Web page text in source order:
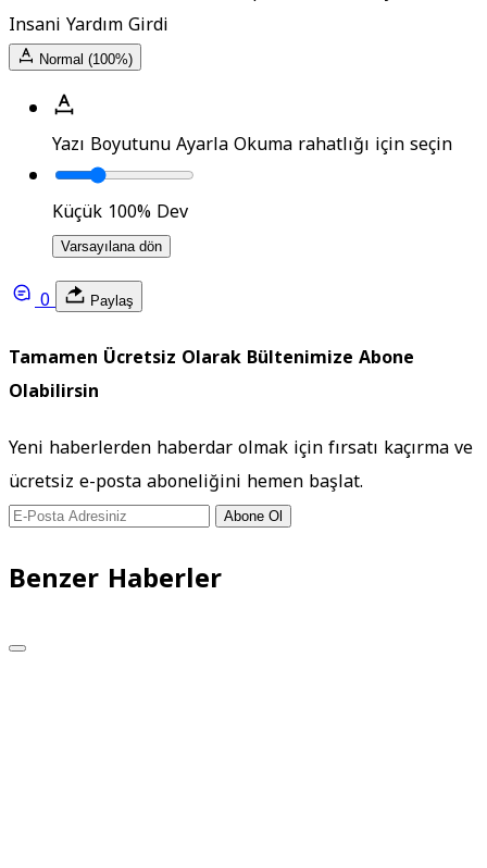
Insani Yardım Girdi
Normal (100%)
Yazı Boyutunu AyarlaOkuma rahatlığı için seçin
Küçük 100%Dev
Varsayılana dön
0 Paylaş
Tamamen Ücretsiz Olarak Bültenimize Abone
Olabilirsin
Yeni haberlerden haberdar olmak için fırsatı kaçırma ve
ücretsiz e-posta aboneliğini hemen başlat.
Abone Ol
Benzer Haberler